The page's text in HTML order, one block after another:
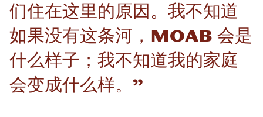
们住在这里的原因。我不知道
如果没有这条河，Moab 会是
什么样子；我不知道我的家庭
会变成什么样。”